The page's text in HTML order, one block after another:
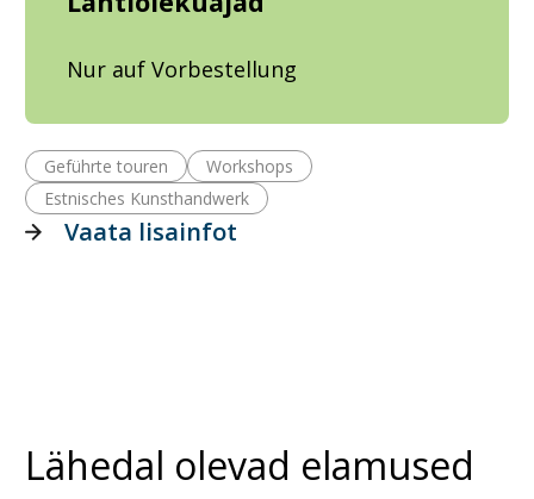
Nur auf Vorbestellung
Geführte touren
Workshops
Estnisches Kunsthandwerk
Vaata lisainfot
Lähedal olevad elamused